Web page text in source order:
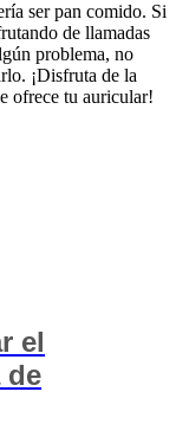
ser pan comido. Si
de llamadas
problema, no
¡Disfruta de la
ofrece tu auricular!
el
de